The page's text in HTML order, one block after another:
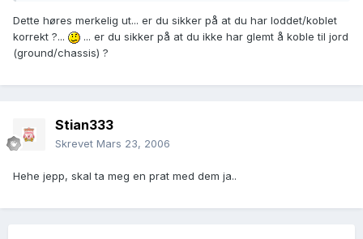
Dette høres merkelig ut... er du sikker på at du har loddet/koblet
korrekt ?...
... er du sikker på at du ikke har glemt å koble til jord
(ground/chassis) ?
Stian333
Skrevet Mars 23, 2006
Hehe jepp, skal ta meg en prat med dem ja..